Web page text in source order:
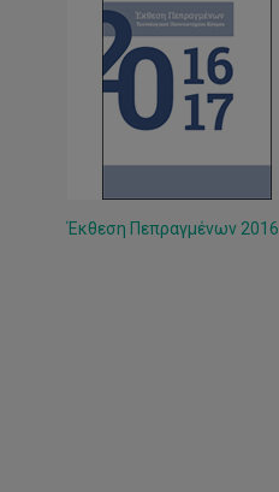
Έκθεση Πεπραγμένων